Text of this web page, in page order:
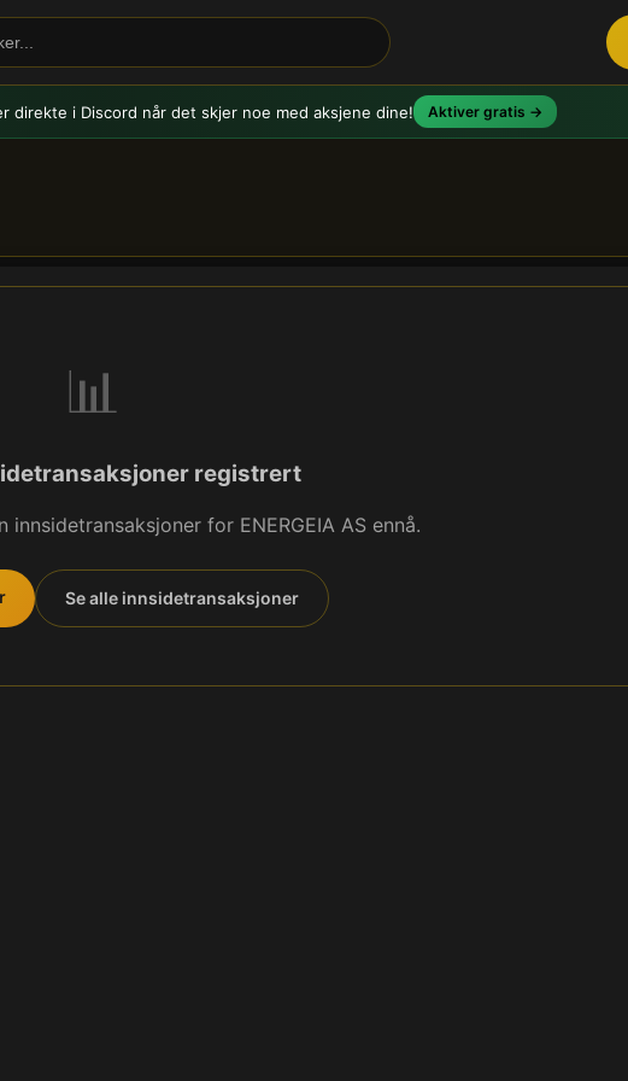
direkte i Discord når det skjer noe med aksjene dine! Aktiver gratis →
📊
registrert
for ENERGEIA AS ennå.
Se alle innsidetransaksjoner